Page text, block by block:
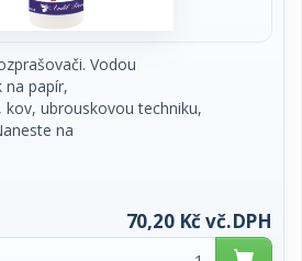
Vodou
na papír,
ubrouskovou techniku,
na
zaschnutí je lak lesklý a
Pro venkovní i
70,20 Kč vč.DPH